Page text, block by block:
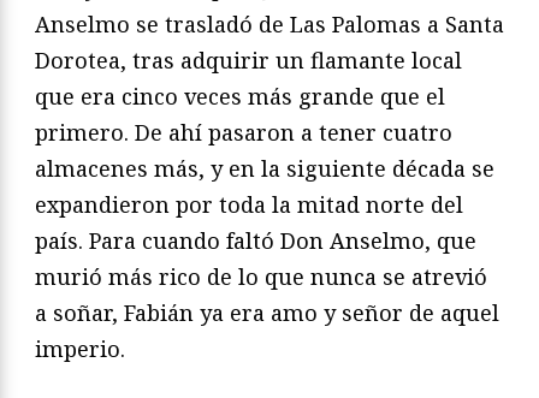
Anselmo se trasladó de Las Palomas a Santa
Dorotea, tras adquirir un flamante local
que era cinco veces más grande que el
primero. De ahí pasaron a tener cuatro
almacenes más, y en la siguiente década se
expandieron por toda la mitad norte del
país. Para cuando faltó Don Anselmo, que
murió más rico de lo que nunca se atrevió
a soñar, Fabián ya era amo y señor de aquel
imperio.